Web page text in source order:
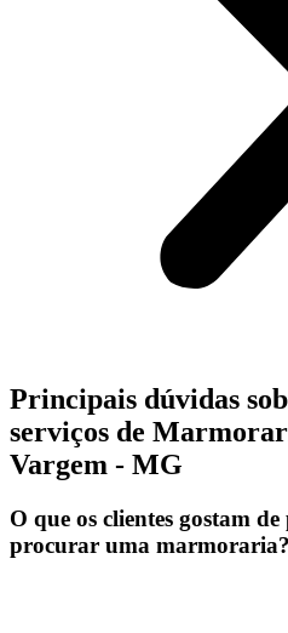
Principais dúvidas
serviços de
Vargem - MG
O que os clientes gostam
procurar uma marmoraria?